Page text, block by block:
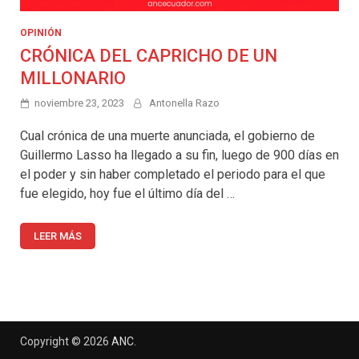
OPINIÓN
CRÓNICA DEL CAPRICHO DE UN
MILLONARIO
noviembre 23, 2023 Antonella Razo
Cual crónica de una muerte anunciada, el gobierno de
Guillermo Lasso ha llegado a su fin, luego de 900 días en
el poder y sin haber completado el periodo para el que
fue elegido, hoy fue el último día del …
LEER MÁS
Copyright © 2026 ANC.